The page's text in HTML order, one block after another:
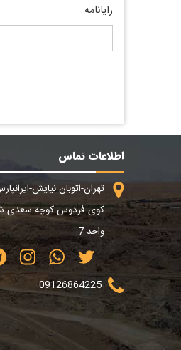
رایانامه
اطلاعات تماس
تهران-اتوبان نیایش-
واحد 7
09126864225